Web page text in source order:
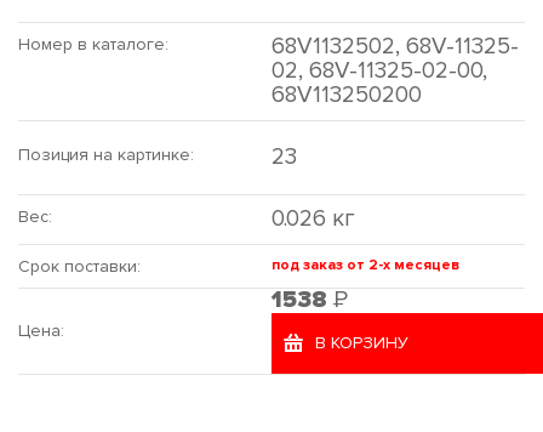
Номер в каталоге:
68V1132502, 68V-11325-
02, 68V-11325-02-00,
68V113250200
Позиция на картинке: 23
Вес: 0.026 кг
Срок поставки: под заказ от 2-х месяцев
Цена:
1538 Р
В КОРЗИНУ